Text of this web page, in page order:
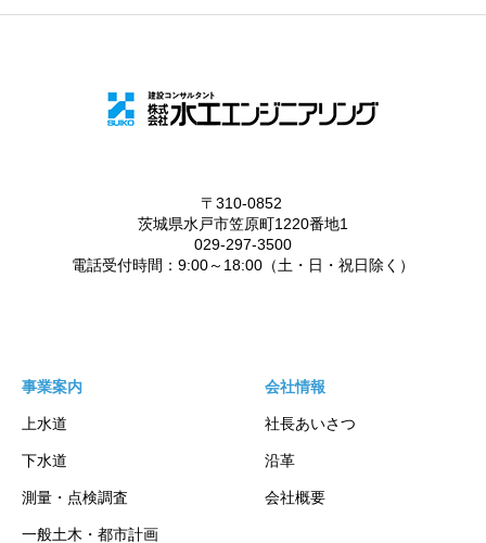
事業案内
上水道
下水道
測量・点検調査
一般土木・都市計画
会社情報
社長あいさつ
沿革
会社概要